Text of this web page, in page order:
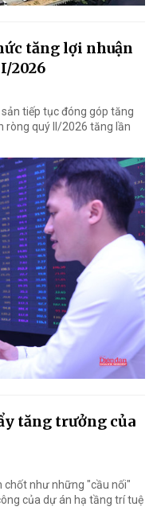
tăng lợi nhuận
2026
tiếp tục đóng góp tăng
ròng quý II/2026 tăng lần
tăng trưởng của
chốt như những "cầu nối"
của dự án hạ tầng trí tuệ